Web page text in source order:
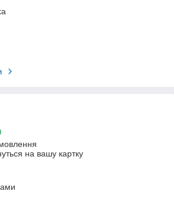
на вашу картку